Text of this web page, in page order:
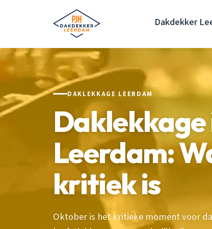
Dakdekker
DAKLEKKAGE LEERDAM
Leerdam:
kritiek is
Oktober is het kritieke moment voor